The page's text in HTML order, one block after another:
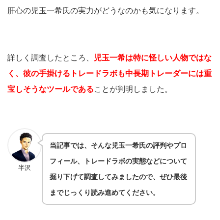
肝心の児玉一希氏の実力がどうなのかも気になります。
詳しく調査したところ、
児玉一希は特に怪しい人物ではな
く、彼の手掛けるトレードラボも中長期トレーダーには重
宝しそうなツールである ことが判明しました。
半沢
当記事では、そんな児玉一希氏の評判やプロ
フィール、トレードラボの実態などについて
掘り下げて調査してみましたので、ぜひ最後
までじっくり読み進めてください。